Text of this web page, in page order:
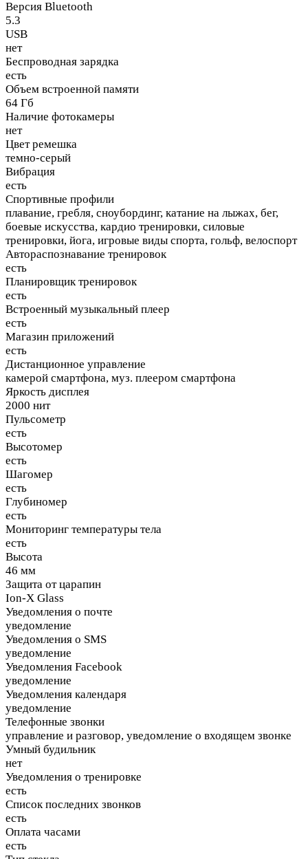
Версия Bluetooth
5.3
USB
нет
Беспроводная зарядка
есть
Объем встроенной памяти
64 Гб
Наличие фотокамеры
нет
Цвет ремешка
темно-серый
Вибрация
есть
Спортивные профили
плавание, гребля, сноубординг, катание на лыжах, бег,
боевые искусства, кардио тренировки, силовые
тренировки, йога, игровые виды спорта, гольф, велоспорт
Автораспознавание тренировок
есть
Планировщик тренировок
есть
Встроенный музыкальный плеер
есть
Магазин приложений
есть
Дистанционное управление
камерой смартфона, муз. плеером смартфона
Яркость дисплея
2000 нит
Пульсометр
есть
Высотомер
есть
Шагомер
есть
Глубиномер
есть
Мониторинг температуры тела
есть
Высота
46 мм
Защита от царапин
Ion-X Glass
Уведомления о почте
уведомление
Уведомления о SMS
уведомление
Уведомления Facebook
уведомление
Уведомления календаря
уведомление
Телефонные звонки
управление и разговор, уведомление о входящем звонке
Умный будильник
нет
Уведомления о тренировке
есть
Список последних звонков
есть
Оплата часами
есть